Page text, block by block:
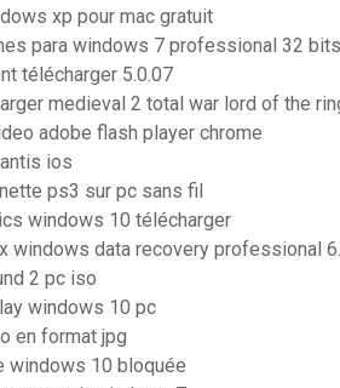
xp pour mac gratuit
para windows 7 professional 32 bits
télécharger 5.0.07
medieval 2 total war lord of the
adobe flash player chrome
ios
ps3 sur pc sans fil
windows 10 télécharger
windows data recovery professional
2 pc iso
windows 10 pc
en format jpg
windows 10 bloquée